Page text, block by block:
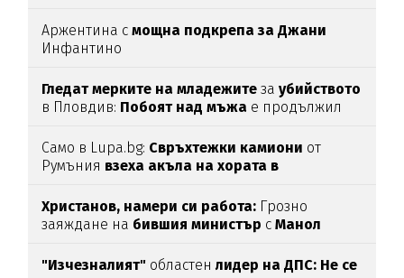
Аржентина смощна подкрепа за Джани
Инфантино
Гледат мерките на младежите за убийството
в Пловдив: Побоят над мъжа е продължил
Само в Lupa.bg: Свръхтежки камиони от
Румъния взеха акъла на хората в
Христанов, намери си работа: Грозно
заяждане на бившия министър сМанол
"Изчезналият" областен лидер на ДПС: Не се